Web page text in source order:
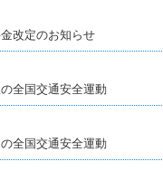
改定のお知らせ
全国交通安全運動
全国交通安全運動